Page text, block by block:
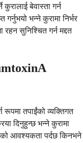
बेवास्ता गर्न
भन्ने कुरामा निर्भर
सुनिश्चित गर्न मद्दत
तपाईंको व्यक्तिगत
दिनुहुन्छ भन्ने कुरामा
आवश्यकता पर्दछ किनभने